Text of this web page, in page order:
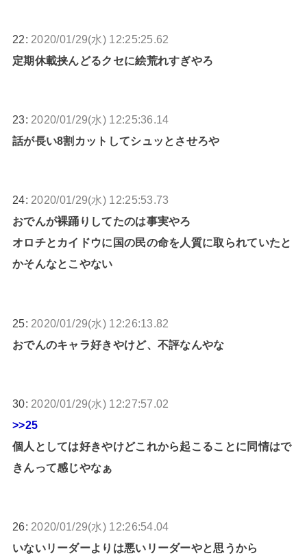
22: 2020/01/29(水) 12:25:25.62
定期休載挟んどるクセに絵荒れすぎやろ
23: 2020/01/29(水) 12:25:36.14
話が長い8割カットしてシュッとさせろや
24: 2020/01/29(水) 12:25:53.73
おでんが裸踊りしてたのは事実やろ
オロチとカイドウに国の民の命を人質に取られていたと
かそんなとこやない
25: 2020/01/29(水) 12:26:13.82
おでんのキャラ好きやけど、不評なんやな
30: 2020/01/29(水) 12:27:57.02
>>25
個人としては好きやけどこれから起こることに同情はで
きんって感じやなぁ
26: 2020/01/29(水) 12:26:54.04
いないリーダーよりは悪いリーダーやと思うから